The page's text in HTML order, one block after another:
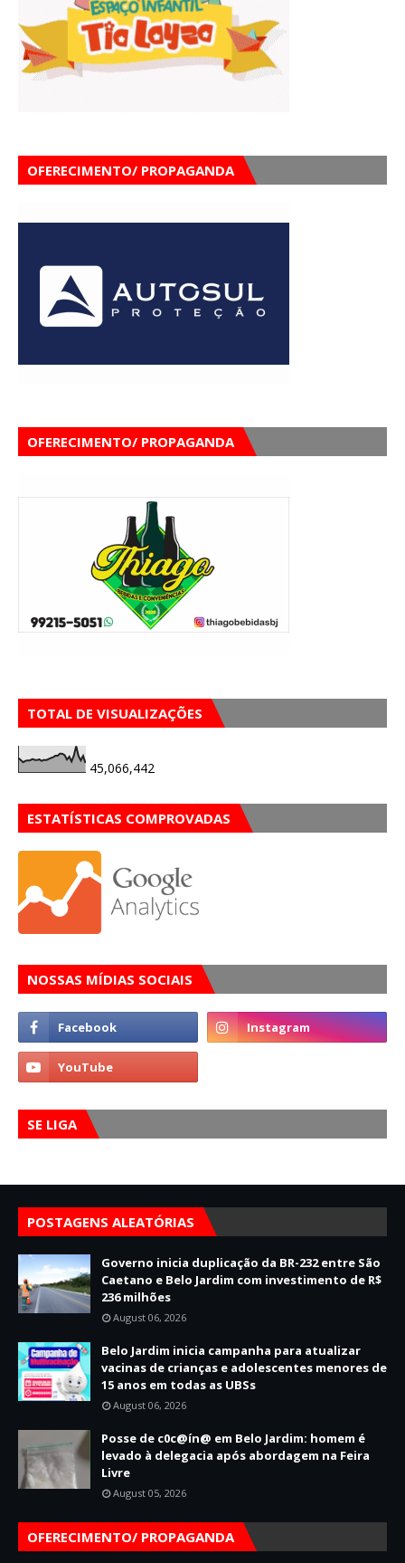
OFERECIMENTO/ PROPAGANDA
OFERECIMENTO/ PROPAGANDA
TOTAL DE VISUALIZAÇÕES
45,066,442
ESTATÍSTICAS COMPROVADAS
NOSSAS MÍDIAS SOCIAIS
SE LIGA
POSTAGENS ALEATÓRIAS
Governo inicia duplicação da BR-232 entre São
Caetano e Belo Jardim com investimento de R$
236 milhões
August 06, 2026
Belo Jardim inicia campanha para atualizar
vacinas de crianças e adolescentes menores de
15 anos em todas as UBSs
August 06, 2026
Posse de c0c@ín@ em Belo Jardim: homem é
levado à delegacia após abordagem na Feira
Livre
August 05, 2026
OFERECIMENTO/ PROPAGANDA